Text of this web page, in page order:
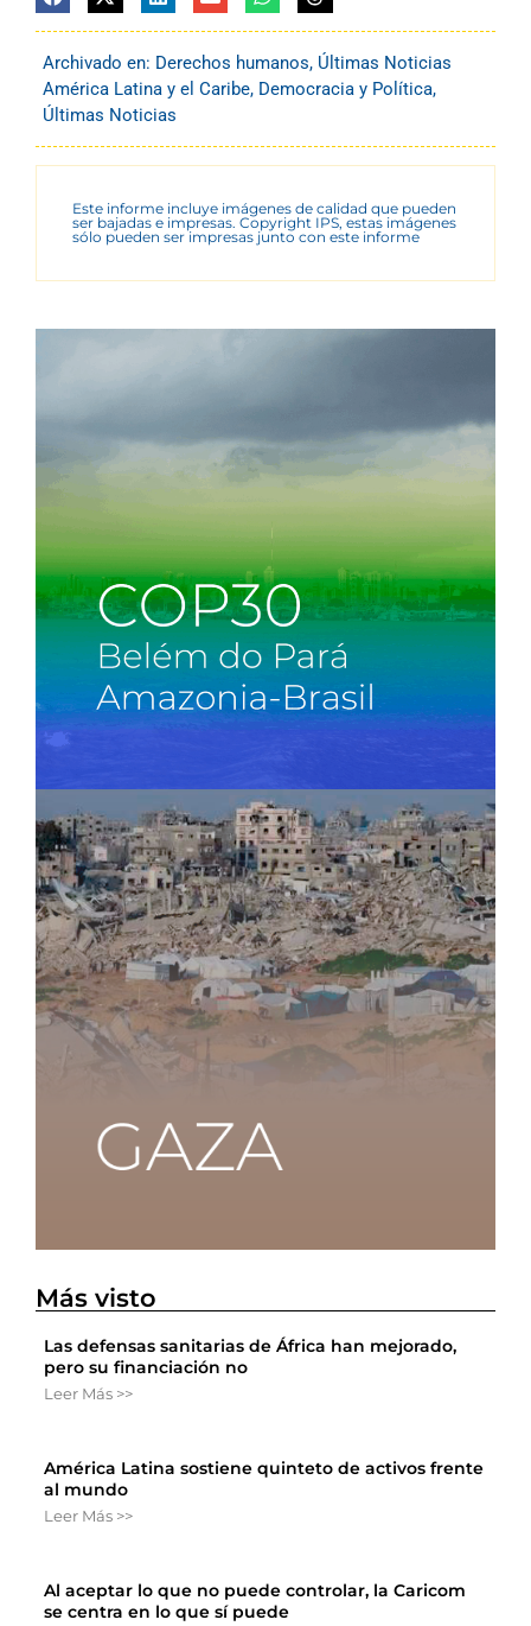
Archivado en: Derechos humanos, Últimas Noticias
América Latina y el Caribe, Democracia y Política,
Últimas Noticias
Este informe incluye imágenes de calidad que pueden
ser bajadas e impresas. Copyright IPS, estas imágenes
sólo pueden ser impresas junto con este informe
Más visto
Las defensas sanitarias de África han mejorado,
pero su financiación no
Leer Más >>
América Latina sostiene quinteto de activos frente
al mundo
Leer Más >>
Al aceptar lo que no puede controlar, la Caricom
se centra en lo que sí puede